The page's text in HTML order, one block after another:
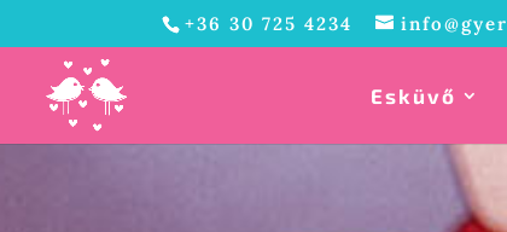
+36 30 725 4234
Esküvő